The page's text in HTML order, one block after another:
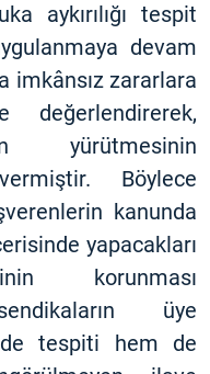
aykırılığı tespit
devam
imkânsız zararlara
değerlendirerek,
yürütmesinin
Böylece
kanunda
yapacakları
korunması
üye
tespiti hem de